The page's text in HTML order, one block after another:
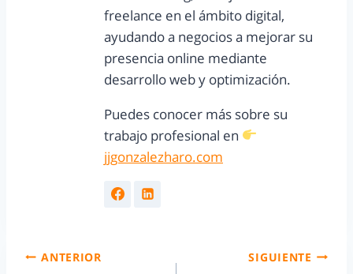
freelance en el ámbito digital,
ayudando a negocios a mejorar su
presencia online mediante
desarrollo web y optimización.
Puedes conocer más sobre su
trabajo profesional en
jjgonzalezharo.com
ANTERIOR SIGUIENTE